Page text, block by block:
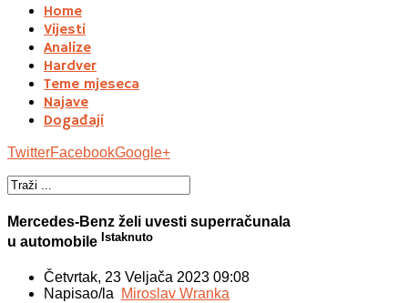
Home
Vijesti
Analize
Hardver
Teme mjeseca
Najave
Događaji
TwitterFacebookGoogle+
Mercedes-Benz želi uvesti superračunala
u automobile Istaknuto
Četvrtak, 23 Veljača 2023 09:08
Napisao/la Miroslav Wranka